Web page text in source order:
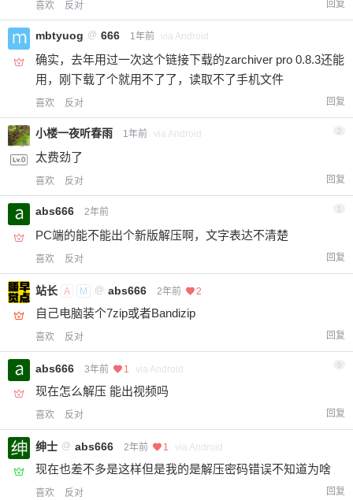
立刻支付
喜欢 反对 回复
mbtyuog @ 666 1年前 via Android
确实，去年用过一次这个链接下载的zarchiver pro 0.8.3还能
用，刚下载了个就用不了了，读取不了手机文件
喜欢 反对 回复
小楼一夜听春雨 1年前 via Android 2
太费劲了
喜欢 反对 回复
abs666 2年前 1
PC端的能不能出个新版解压啊，文字表达不清楚
喜欢 反对 回复
站长 A M @ abs666 2年前 2
自己电脑装个7zip或者Bandizip
喜欢 反对 回复
abs666 3年前 1 via Android 0
现在怎么解压 能出视频吗
喜欢 反对 回复
绅士 @ abs666 2年前 1 via Android
现在也差不多是这样但是我的是解压密码错误不知道为啥
喜欢 反对 回复
限。
忘记密码？找回 已有帐号？登录